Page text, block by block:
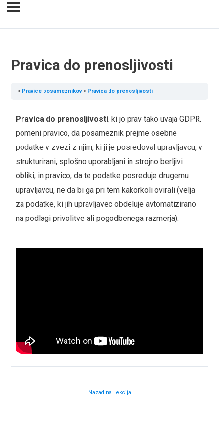
Pravica do prenosljivosti
Pravice posameznikov Pravica do prenosljivosti
Pravica do prenosljivosti, ki jo prav tako uvaja GDPR,
pomeni pravico, da posameznik prejme osebne
podatke v zvezi z njim, ki ji je posredoval upravljavcu, v
strukturirani, splošno uporabljani in strojno berljivi
obliki, in pravico, da te podatke posreduje drugemu
upravljavcu, ne da bi ga pri tem kakorkoli ovirali (velja
za podatke, ki jih upravljavec obdeluje avtomatizirano
na podlagi privolitve ali pogodbenega razmerja).
Nazad na Lekcija